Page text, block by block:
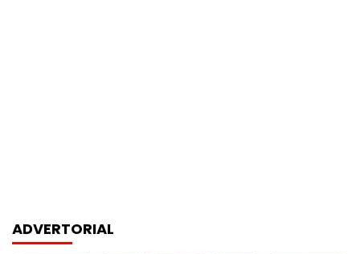
ADVERTORIAL